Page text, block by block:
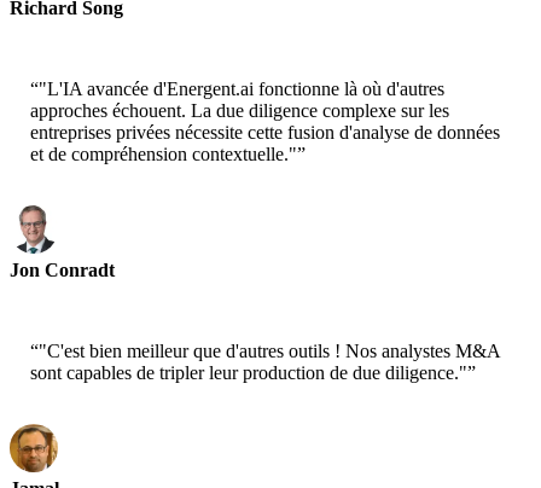
Richard Song
“"L'IA avancée d'Energent.ai fonctionne là où d'autres
approches échouent. La due diligence complexe sur les
entreprises privées nécessite cette fusion d'analyse de données
et de compréhension contextuelle."”
Jon Conradt
“"C'est bien meilleur que d'autres outils ! Nos analystes M&A
sont capables de tripler leur production de due diligence."”